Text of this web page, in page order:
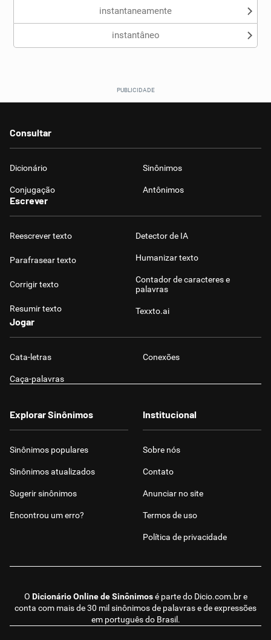
instantaneamente
instantâneo
Consultar
Dicionário Sinônimos
Conjugação Antônimos
Escrever
Reescrever texto
Parafrasear texto
Corrigir texto
Resumir texto
Detector de IA
Humanizar texto
Contador de caracteres e
palavras
Texxto.ai
Jogar
Cata-letras Conexões
Caça-palavras
O Dicionário Online de Sinônimosé parte do Dicio.com.bre
conta com mais de 30 mil sinônimos de palavras e de expressões
em português do Brasil.
Explorar Sinônimos
Sinônimos populares
Sinônimos atualizados
Sugerir sinônimos
Encontrou um erro?
Institucional
Sobre nós
Contato
Anunciar no site
Termos de uso
Política de privacidade